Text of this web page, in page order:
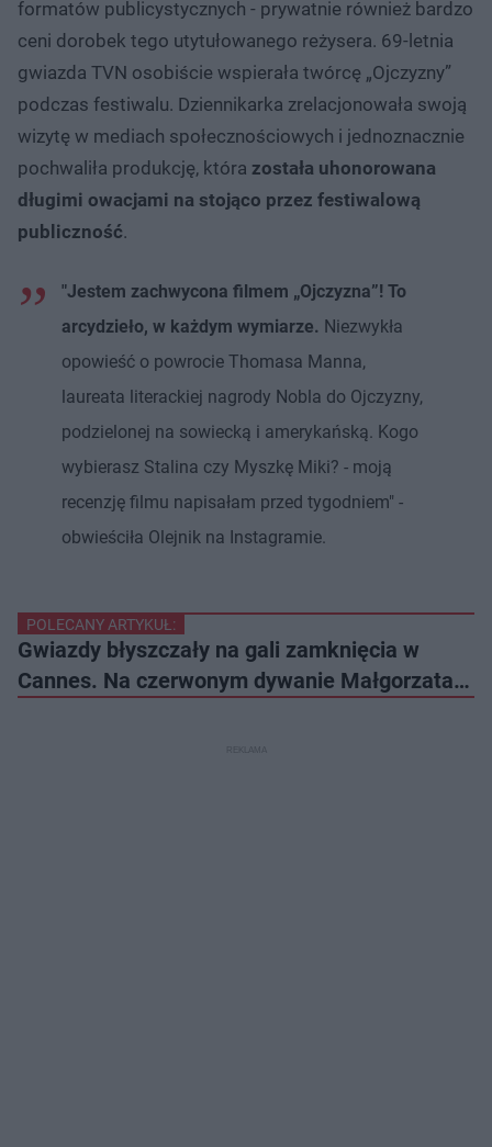
formatów publicystycznych - prywatnie również bardzo
ceni dorobek tego utytułowanego reżysera. 69-letnia
gwiazda TVN osobiście wspierała twórcę „Ojczyzny”
podczas festiwalu. Dziennikarka zrelacjonowała swoją
wizytę w mediach społecznościowych i jednoznacznie
pochwaliła produkcję, która została uhonorowana
długimi owacjami na stojąco przez festiwalową
publiczność.
"Jestem zachwycona filmem „Ojczyzna”! To
arcydzieło, w każdym wymiarze. Niezwykła
opowieść o powrocie Thomasa Manna,
laureata literackiej nagrody Nobla do Ojczyzny,
podzielonej na sowiecką i amerykańską. Kogo
wybierasz Stalina czy Myszkę Miki? - moją
recenzję filmu napisałam przed tygodniem" -
obwieściła Olejnik na Instagramie.
POLECANY ARTYKUŁ:
Gwiazdy błyszczały na gali zamknięcia w
Cannes. Na czerwonym dywanie Małgorzata…